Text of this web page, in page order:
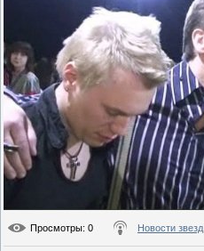
Просмотры: 0 Новости звезд